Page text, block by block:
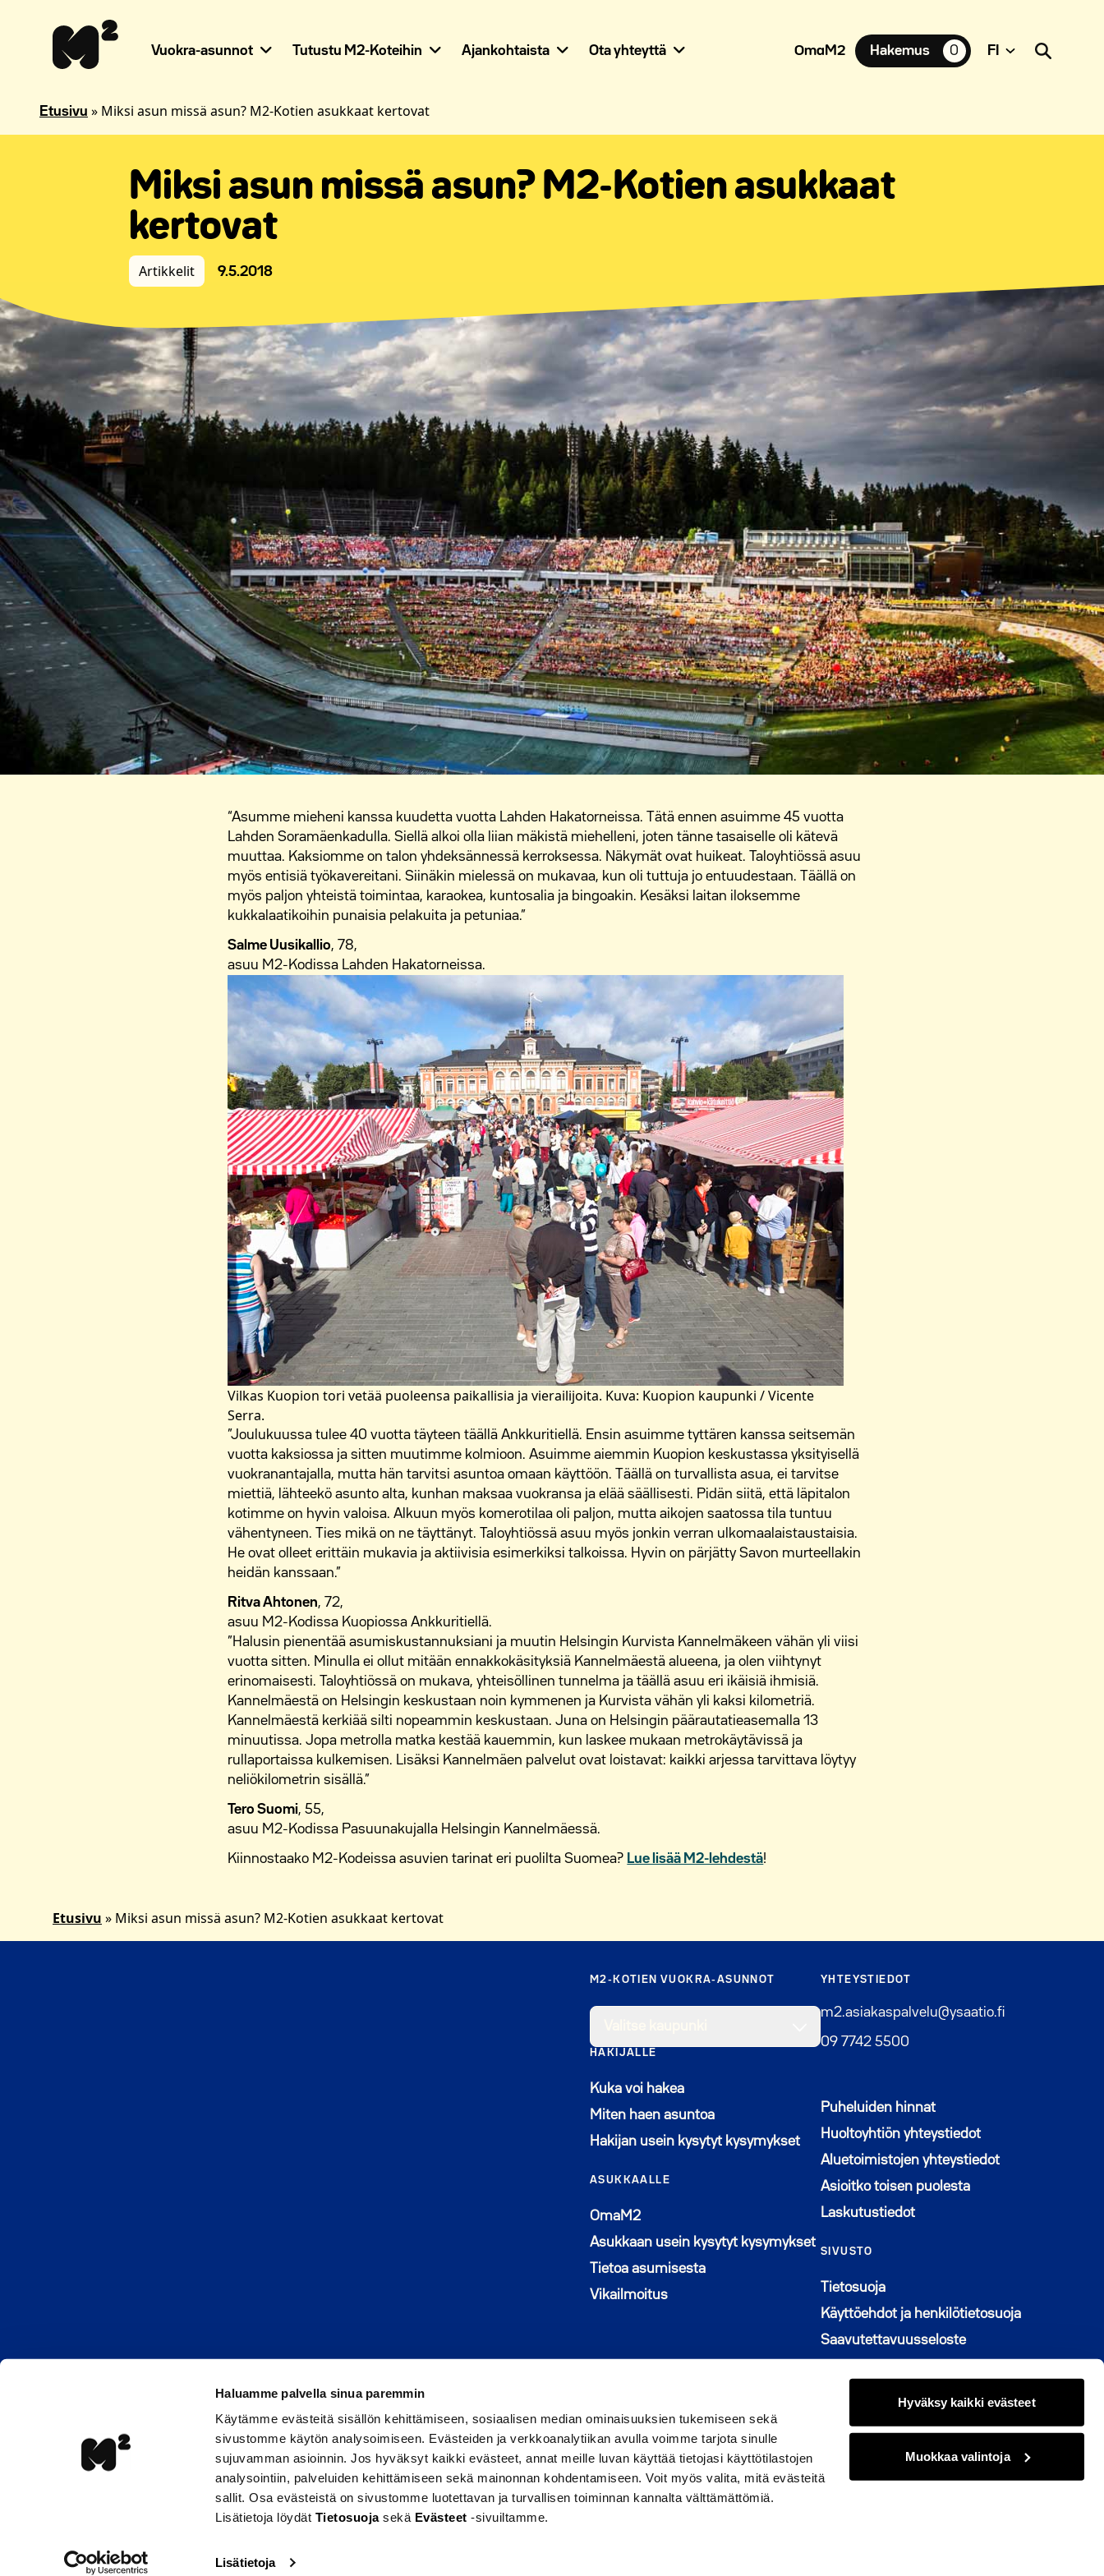
Haluamme palvella sinua paremmin
Käytämme evästeitä sisällön kehittämiseen, sosiaalisen median ominaisuuksien tukemiseen sekä
sivustomme käytön analysoimiseen. Evästeiden ja verkkoanalytiikan avulla voimme tarjota sinulle
sujuvamman asioinnin. Jos hyväksyt kaikki evästeet, annat meille luvan käyttää tietojasi käyttötilastojen
analysointiin, palveluiden kehittämiseen sekä mainonnan kohdentamiseen. Voit myös valita, mitä evästeitä
sallit. Osa evästeistä on sivustomme luotettavan ja turvallisen toiminnan kannalta välttämättömiä.
Lisätietoja löydät Tietosuojasekä Evästeet -sivuiltamme.
Lisätietoja
Hyväksy kaikki evästeet
Muokkaa valintoja
sisältöön
sivuston
käyttöön
näkövammaisille
Vuokra-asunnot Tutustu M2-Koteihin Ajankohtaista Ota yhteyttä OmaM2 Hakemus
suosikkiasuntoja,
0
Etusivu » Miksi asun missä asun? M2-Kotien asukkaat kertovat
Miksi asun missä asun? M2-Kotien asukkaat
kertovat
Artikkelit 9.5.2018
“Asumme mieheni kanssa kuudetta vuotta Lahden Hakatorneissa. Tätä ennen asuimme 45 vuotta
Lahden Soramäenkadulla. Siellä alkoi olla liian mäkistä miehelleni, joten tänne tasaiselle oli kätevä
muuttaa. Kaksiomme on talon yhdeksännessä kerroksessa. Näkymät ovat huikeat. Taloyhtiössä asuu
myös entisiä työkavereitani. Siinäkin mielessä on mukavaa, kun oli tuttuja jo entuudestaan. Täällä on
myös paljon yhteistä toimintaa, karaokea, kuntosalia ja bingoakin. Kesäksi laitan iloksemme
kukkalaatikoihin punaisia pelakuita ja petuniaa.”
Salme Uusikallio, 78,
asuu M2-Kodissa Lahden Hakatorneissa.
Vilkas Kuopion tori vetää puoleensa paikallisia ja vierailijoita. Kuva: Kuopion kaupunki / Vicente
Serra.
”Joulukuussa tulee 40 vuotta täyteen täällä Ankkuritiellä. Ensin asuimme tyttären kanssa seitsemän
vuotta kaksiossa ja sitten muutimme kolmioon. Asuimme aiemmin Kuopion keskustassa yksityisellä
vuokranantajalla, mutta hän tarvitsi asuntoa omaan käyttöön. Täällä on turvallista asua, ei tarvitse
miettiä, lähteekö asunto alta, kunhan maksaa vuokransa ja elää säällisesti. Pidän siitä, että läpitalon
kotimme on hyvin valoisa. Alkuun myös komerotilaa oli paljon, mutta aikojen saatossa tila tuntuu
vähentyneen. Ties mikä on ne täyttänyt. Taloyhtiössä asuu myös jonkin verran ulkomaalaistaustaisia.
He ovat olleet erittäin mukavia ja aktiivisia esimerkiksi talkoissa. Hyvin on pärjätty Savon murteellakin
heidän kanssaan.”
Ritva Ahtonen, 72,
asuu M2-Kodissa Kuopiossa Ankkuritiellä.
”Halusin pienentää asumiskustannuksiani ja muutin Helsingin Kurvista Kannelmäkeen vähän yli viisi
vuotta sitten. Minulla ei ollut mitään ennakkokäsityksiä Kannelmäestä alueena, ja olen viihtynyt
erinomaisesti. Taloyhtiössä on mukava, yhteisöllinen tunnelma ja täällä asuu eri ikäisiä ihmisiä.
Kannelmäestä on Helsingin keskustaan noin kymmenen ja Kurvista vähän yli kaksi kilometriä.
Kannelmäestä kerkiää silti nopeammin keskustaan. Juna on Helsingin päärautatieasemalla 13
minuutissa. Jopa metrolla matka kestää kauemmin, kun laskee mukaan metrokäytävissä ja
rullaportaissa kulkemisen. Lisäksi Kannelmäen palvelut ovat loistavat: kaikki arjessa tarvittava löytyy
neliökilometrin sisällä.”
Tero Suomi, 55,
asuu M2-Kodissa Pasuunakujalla Helsingin Kannelmäessä.
Kiinnostaako M2-Kodeissa asuvien tarinat eri puolilta Suomea? Lue lisää M2-lehdestä!
Etusivu » Miksi asun missä asun? M2-Kotien asukkaat kertovat
M2-KOTIEN VUOKRA-ASUNNOT
HAKIJALLE
Kuka voi hakea
Miten haen asuntoa
Hakijan usein kysytyt kysymykset
ASUKKAALLE
OmaM2Avautuu uuteen ikkunaan
Asukkaan usein kysytyt kysymykset
Tietoa asumisesta
Vikailmoitus
YHTEYSTIEDOT
m2.asiakaspalvelu@ysaatio.fi
09 7742 5500
Puheluiden hinnat
Huoltoyhtiön yhteystiedot
Aluetoimistojen yhteystiedot
Asioitko toisen puolesta
Laskutustiedot
SIVUSTO
Tietosuoja
Käyttöehdot ja henkilötietosuoja
Saavutettavuusseloste
Seuraa meitä Facebookissa
Avautuu uuteen ikkunaan
Seuraa Instagramissa
Avautuu uuteen ikkunaan